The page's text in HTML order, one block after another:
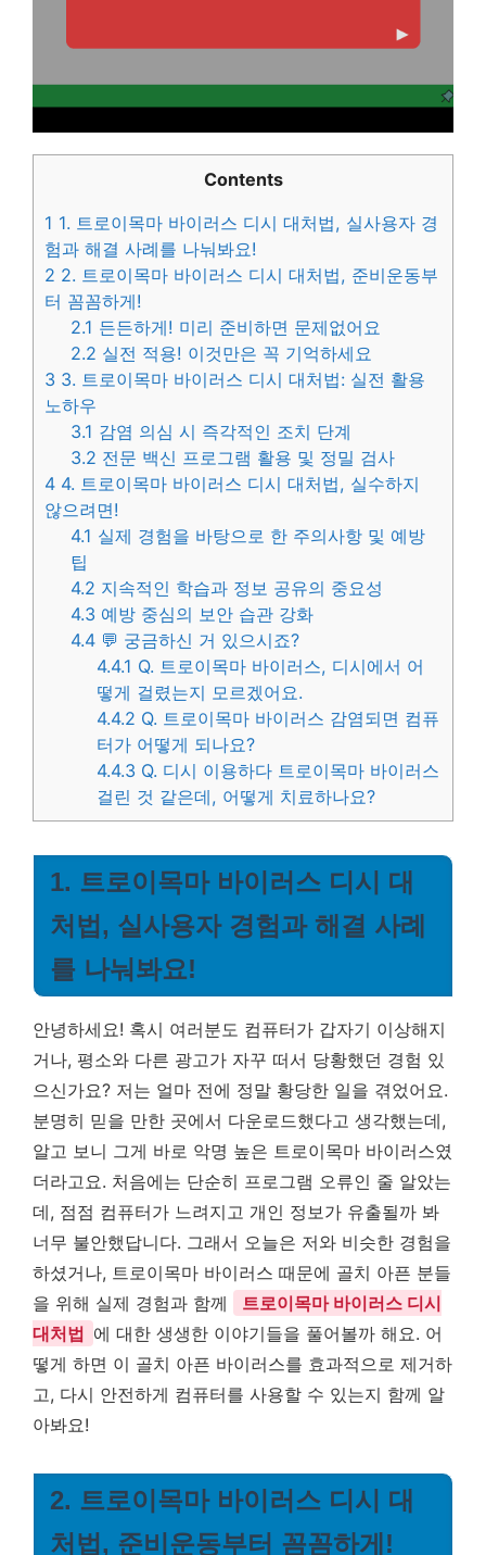
Contents
1 1. 트로이목마 바이러스 디시 대처법, 실사용자 경
험과 해결 사례를 나눠봐요!
2 2. 트로이목마 바이러스 디시 대처법, 준비운동부
터 꼼꼼하게!
2.1 든든하게! 미리 준비하면 문제없어요
2.2 실전 적용! 이것만은 꼭 기억하세요
3 3. 트로이목마 바이러스 디시 대처법: 실전 활용
노하우
3.1 감염 의심 시 즉각적인 조치 단계
3.2 전문 백신 프로그램 활용 및 정밀 검사
4 4. 트로이목마 바이러스 디시 대처법, 실수하지
않으려면!
4.1 실제 경험을 바탕으로 한 주의사항 및 예방
팁
4.2 지속적인 학습과 정보 공유의 중요성
4.3 예방 중심의 보안 습관 강화
4.4 💬 궁금하신 거 있으시죠?
4.4.1 Q. 트로이목마 바이러스, 디시에서 어
떻게 걸렸는지 모르겠어요.
4.4.2 Q. 트로이목마 바이러스 감염되면 컴퓨
터가 어떻게 되나요?
4.4.3 Q. 디시 이용하다 트로이목마 바이러스
걸린 것 같은데, 어떻게 치료하나요?
1. 트로이목마 바이러스 디시 대
처법, 실사용자 경험과 해결 사례
를 나눠봐요!
안녕하세요! 혹시 여러분도 컴퓨터가 갑자기 이상해지
거나, 평소와 다른 광고가 자꾸 떠서 당황했던 경험 있
으신가요? 저는 얼마 전에 정말 황당한 일을 겪었어요.
분명히 믿을 만한 곳에서 다운로드했다고 생각했는데,
알고 보니 그게 바로 악명 높은 트로이목마 바이러스였
더라고요. 처음에는 단순히 프로그램 오류인 줄 알았는
데, 점점 컴퓨터가 느려지고 개인 정보가 유출될까 봐
너무 불안했답니다. 그래서 오늘은 저와 비슷한 경험을
하셨거나, 트로이목마 바이러스 때문에 골치 아픈 분들
을 위해 실제 경험과 함께
트로이목마 바이러스 디시
대처법 에 대한 생생한 이야기들을 풀어볼까 해요. 어
떻게 하면 이 골치 아픈 바이러스를 효과적으로 제거하
고, 다시 안전하게 컴퓨터를 사용할 수 있는지 함께 알
아봐요!
2. 트로이목마 바이러스 디시 대
처법, 준비운동부터 꼼꼼하게!